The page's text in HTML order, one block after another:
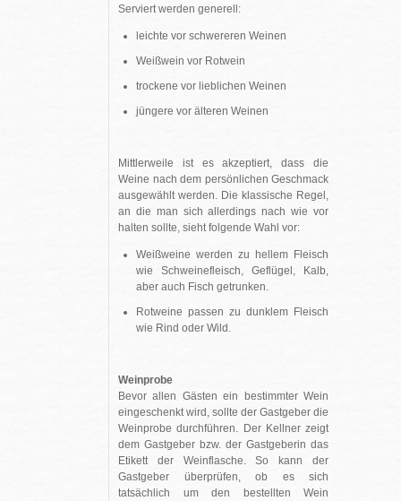
Serviert werden generell:
leichte vor schwereren Weinen
Weißwein vor Rotwein
trockene vor lieblichen Weinen
jüngere vor älteren Weinen
Mittlerweile ist es akzeptiert, dass die
Weine nach dem persönlichen Geschmack
ausgewählt werden. Die klassische Regel,
an die man sich allerdings nach wie vor
halten sollte, sieht folgende Wahl vor:
Weißweine werden zu hellem Fleisch
wie Schweinefleisch, Geflügel, Kalb,
aber auch Fisch getrunken.
Rotweine passen zu dunklem Fleisch
wie Rind oder Wild.
Weinprobe
Bevor allen Gästen ein bestimmter Wein
eingeschenkt wird, sollte der Gastgeber die
Weinprobe durchführen. Der Kellner zeigt
dem Gastgeber bzw. der Gastgeberin das
Etikett der Weinflasche. So kann der
Gastgeber überprüfen, ob es sich
tatsächlich um den bestellten Wein